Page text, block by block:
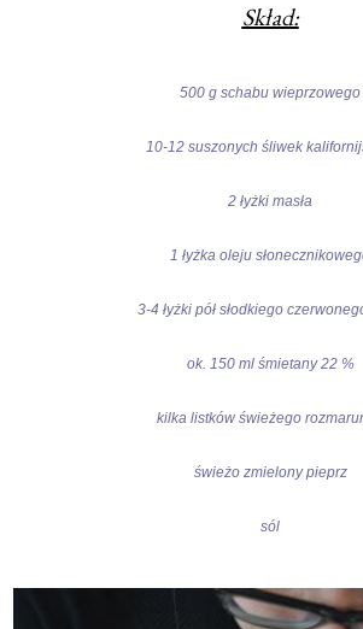
Skład:
500 g schabu wieprzowego
10-12 suszonych śliwek
2 łyżki masła
1 łyżka oleju
3-4 łyżki pół słodkiego
ok. 150 ml śmietany 22 %
kilka listków świeżego
świeżo zmielony pieprz
sól